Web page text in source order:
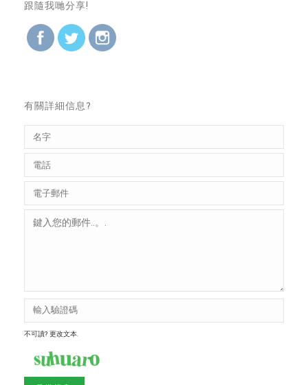
跟隨我哋分享!
有關詳細信息?
不可讀? 更改文本.